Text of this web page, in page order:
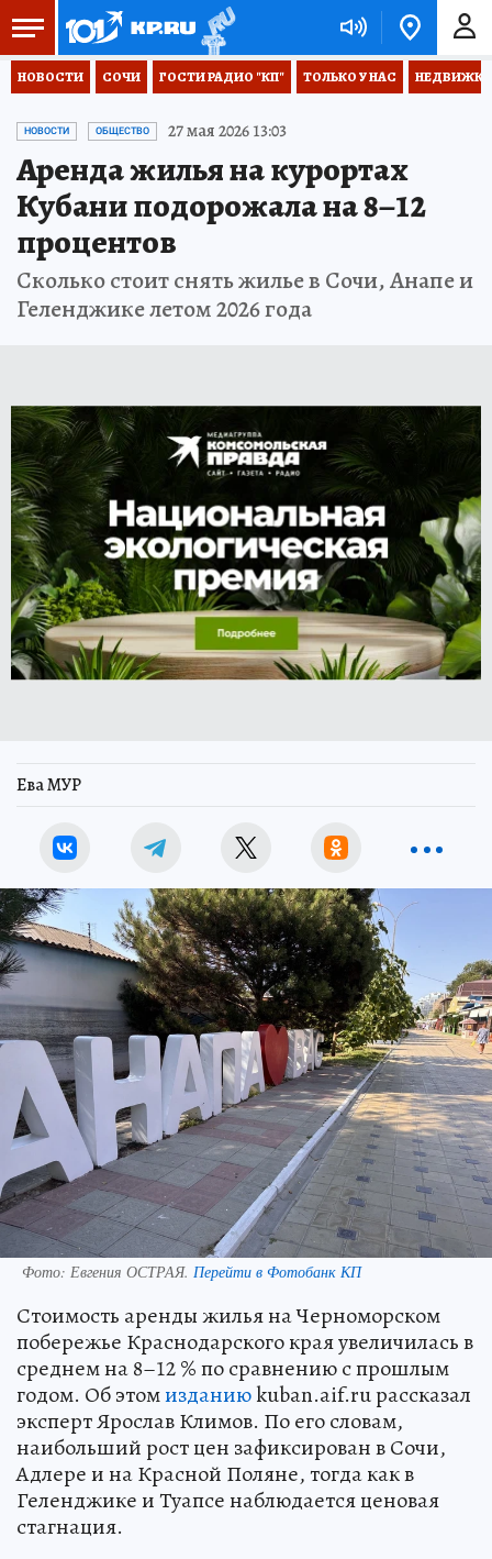
НОВОСТИ СОЧИ ГОСТИ РАДИО "КП" ТОЛЬКО У НАС НЕДВИЖКА
НОВОСТИ ОБЩЕСТВО 27 мая 2026 13:03
Аренда жилья на курортах
Кубани подорожала на 8–12
процентов
Сколько стоит снять жилье в Сочи, Анапе и
Геленджике летом 2026 года
Ева МУР
Фото: Евгения ОСТРАЯ. Перейти в Фотобанк КП
Стоимость аренды жилья на Черноморском
побережье Краснодарского края увеличилась в
среднем на 8–12 % по сравнению с прошлым
годом. Об этомизданиюkuban.aif.ru рассказал
эксперт Ярослав Климов. По его словам,
наибольший рост цен зафиксирован в Сочи,
Адлере и на Красной Поляне, тогда как в
Геленджике и Туапсе наблюдается ценовая
стагнация.